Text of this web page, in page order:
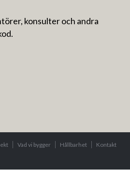
konsulter och andra
Vad vi bygger Hållbarhet Kontakt